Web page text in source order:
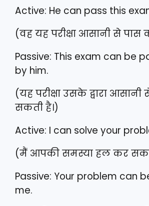
Active: He can pass this
(वह यह परीक्षा आसानी से पास
Passive: This exam can be
by him.
(यह परीक्षा उसके द्वारा
सकती है।)
Active: I can solve your
(मैं आपकी समस्या हल कर
Passive: Your problem can
me.